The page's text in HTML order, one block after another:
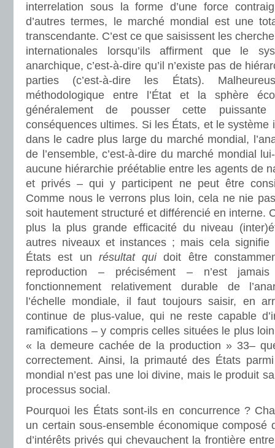
interrelation sous la forme d’une force
d’autres termes, le marché mondial est une
transcendante. C’est ce que saisissent les
internationales lorsqu’ils affirment que le
anarchique, c’est-à-dire qu’il n’existe pas de
parties (c’est-à-dire les États).
méthodologique entre l’État et la sphère
généralement de pousser cette puissante
conséquences ultimes. Si les États, et le système
dans le cadre plus large du marché mondial,
de l’ensemble, c’est-à-dire du marché mondial
aucune hiérarchie préétablie entre les agents de
et privés – qui y participent ne peut être
Comme nous le verrons plus loin, cela ne nie
soit hautement structuré et différencié en interne.
plus la plus grande efficacité du niveau
autres niveaux et instances ; mais cela signifie
États est un résultat quidoit être
reproduction – précisément – n’est
fonctionnement relativement durable de
l’échelle mondiale, il faut toujours saisir, en
continue de plus-value, qui ne reste capable
ramifications – y compris celles situées le plus
« la demeure cachée de la production » 33–
correctement. Ainsi, la primauté des États
mondial n’est pas une loi divine, mais le produit
processus social.
Pourquoi les États sont-ils en concurrence ?
un certain sous-ensemble économique composé
d’intérêts privés qui chevauchent la frontière